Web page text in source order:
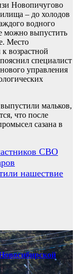
Новопичугово
– до холодов
водного
можно выпустить
Место
возрастной
специалист
управления
мальков,
что после
сазана в
СВО
нашествие